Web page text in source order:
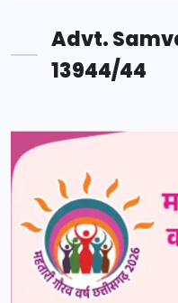
Advt.
13944/44